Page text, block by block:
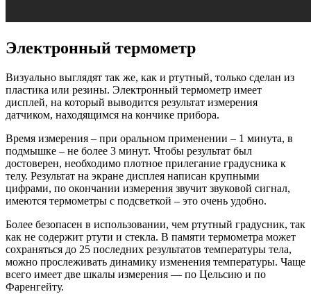
Электронный термометр
Визуально выглядят так же, как и ртутный, только сделан из
пластика или резины. Электронный термометр имеет
дисплей, на который выводится результат измерения
датчиком, находящимся на кончике прибора.
Время измерения – при оральном применении – 1 минута, в
подмышке – не более 3 минут. Чтобы результат был
достоверен, необходимо плотное прилегание градусника к
телу. Результат на экране дисплея написан крупными
цифрами, по окончании измерения звучит звуковой сигнал,
имеются термометры с подсветкой – это очень удобно.
Более безопасен в использовании, чем ртутный градусник, так
как не содержит ртути и стекла. В памяти термометра может
сохраняться до 25 последних результатов температуры тела,
можно прослеживать динамику изменения температуры. Чаще
всего имеет две шкалы измерения — по Цельсию и по
Фаренгейту.